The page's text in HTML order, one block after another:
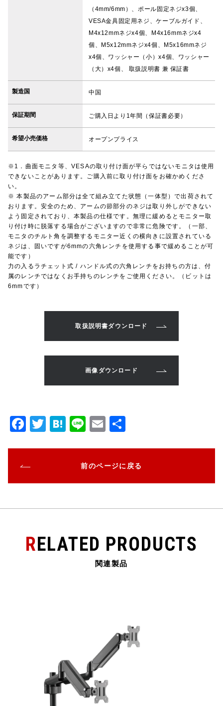
（4mm/6mm）、ポール固定ネジx3個、
VESA金具固定用ネジ、ケーブルガイド、
M4x12mmネジx4個、M4x16mmネジx4
個、M5x12mmネジx4個、M5x16mmネジ
x4個、ワッシャー（小）x4個、ワッシャー
（大）x4個、 取扱説明書 兼 保証書
製造国 中国
保証期間 ご購入日より1年間（保証書必要）
希望小売価格 オープンプライス
※1．曲面モニタ等、VESAの取り付け面が平らではないモニタは使用
できないことがあります。ご購入前に取り付け面をお確かめくださ
い。
※ 本製品のアーム部分は全て組み立てた状態（一体型）で出荷されて
おります。安全のため、アームの節部分のネジは取り外しができない
よう固定されており、本製品の仕様です。無理に緩めるとモニター取
り付け時に脱落する場合がございますので非常に危険です。（一部、
モニタのチルト角を調整するモニター近くの横向きに設置されている
ネジは、固いですが6mmの六角レンチを使用する事で緩めることが可
能です）
力の入るラチェット式 / ハンドル式の六角レンチをお持ちの方は、付
属のレンチではなくお手持ちのレンチをご使用ください。（ビットは
6mmです）
取扱説明書ダウンロード
画像ダウンロード
F
e
b
o
k
T
r
H
a
Li
E
l
前のページに戻る
RELATED PRODUCTS
関連製品